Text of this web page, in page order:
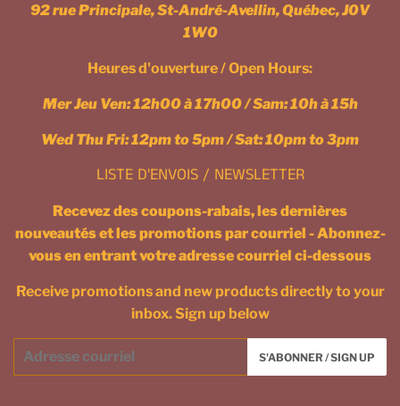
92 rue Principale, St-André-Avellin, Québec, J0V
1W0
Heures d'ouverture / Open Hours:
Mer Jeu Ven: 12h00 à 17h00 / Sam: 10h à 15h
Wed Thu Fri: 12pm to 5pm / Sat: 10pm to 3pm
LISTE D'ENVOIS / NEWSLETTER
Recevez des coupons-rabais, les dernières
nouveautés et les promotions par courriel - Abonnez-
vous en entrant votre adresse courriel ci-dessous
Receive promotions and new products directly to your
inbox. Sign up below
Courriel
S'ABONNER / SIGN UP